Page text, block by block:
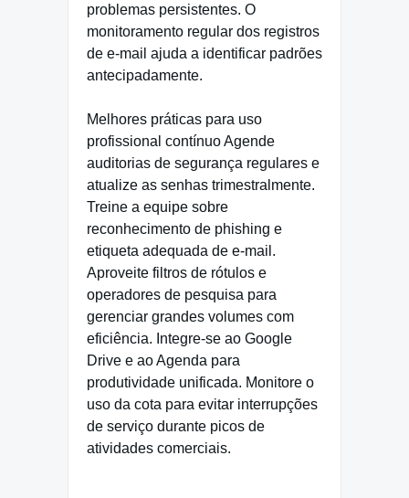
problemas persistentes. O
monitoramento regular dos registros
de e-mail ajuda a identificar padrões
antecipadamente.
Melhores práticas para uso
profissional contínuo Agende
auditorias de segurança regulares e
atualize as senhas trimestralmente.
Treine a equipe sobre
reconhecimento de phishing e
etiqueta adequada de e-mail.
Aproveite filtros de rótulos e
operadores de pesquisa para
gerenciar grandes volumes com
eficiência. Integre-se ao Google
Drive e ao Agenda para
produtividade unificada. Monitore o
uso da cota para evitar interrupções
de serviço durante picos de
atividades comerciais.